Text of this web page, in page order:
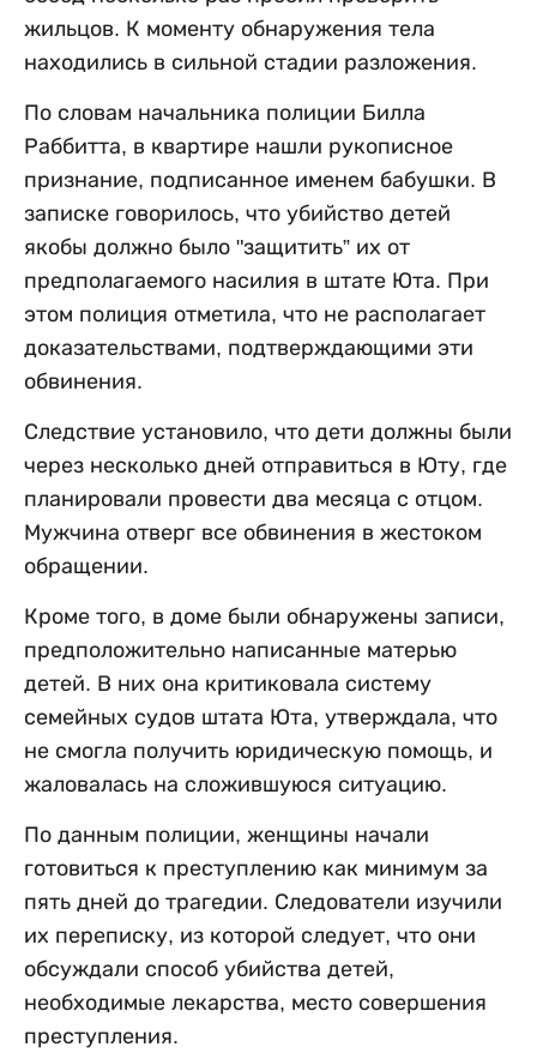
жильцов. К моменту обнаружения тела
находились в сильной стадии разложения.
По словам начальника полиции Билла
Раббитта, в квартире нашли рукописное
признание, подписанное именем бабушки. В
записке говорилось, что убийство детей
якобы должно было "защитить” их от
предполагаемого насилия в штате Юта. При
этом полиция отметила, что не располагает
доказательствами, подтверждающими эти
обвинения.
Следствие установило, что дети должны были
через несколько дней отправиться в Юту, где
планировали провести два месяца с отцом.
Мужчина отверг все обвинения в жестоком
обращении.
Кроме того, в доме были обнаружены записи,
предположительно написанные матерью
детей. В них она критиковала систему
семейных судов штата Юта, утверждала, что
не смогла получить юридическую помощь, и
жаловалась на сложившуюся ситуацию.
По данным полиции, женщины начали
готовиться к преступлению как минимум за
пять дней до трагедии. Следователи изучили
их переписку, из которой следует, что они
обсуждали способ убийства детей,
необходимые лекарства, место совершения
преступления.